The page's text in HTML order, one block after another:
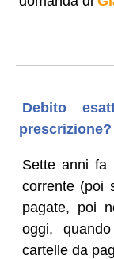
Debito
prescrizione?
Sette anni fa
corrente (poi
pagate, poi
oggi,
cartelle da